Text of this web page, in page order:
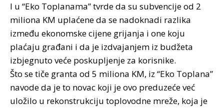
I u “Eko Toplanama” tvrde da su subvencije od 2
miliona KM uplaćene da se nadoknadi razlika
između ekonomske cijene grijanja i one koju
plaćaju građani i da je izdvajanjem iz budžeta
izbjegnuto veće poskupljenje za korisnike.
Što se tiče granta od 5 miliona KM, iz “Eko Toplana”
navode da je to novac koji je ovo preduzeće već
uložilo u rekonstrukciju toplovodne mreže, koja je